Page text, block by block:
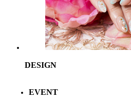
DESIGN
EVENT